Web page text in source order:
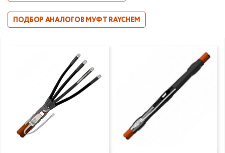
ПОДБОР АНАЛОГОВ МУФТ RAYCHEM